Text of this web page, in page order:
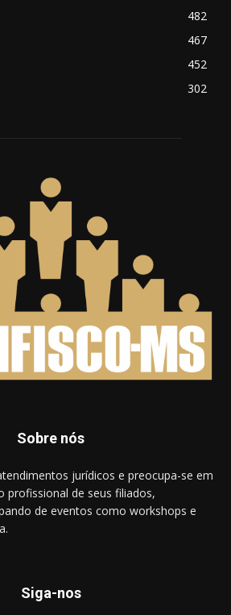
482
467
452
302
Sobre nós
jurídicos e preocupa-se em
profissional de seus filiados,
de eventos como workshops e
Siga-nos